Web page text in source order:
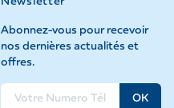
Abonnez-vous pour recevoir
nos dernières actualités et
offres.
OK